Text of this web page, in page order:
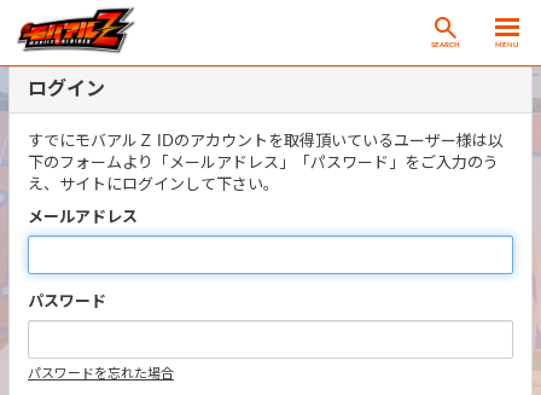
SEARCH MENU
ログイン
すでにモバアルＺ IDのアカウントを取得頂いているユーザー様は以
下のフォームより「メールアドレス」「パスワード」をご入力のう
え、サイトにログインして下さい。
メールアドレス
パスワード
パスワードを忘れた場合